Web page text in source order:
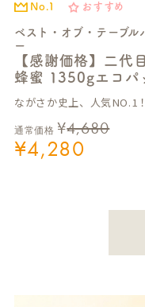
No.1 おすすめ
ベスト・オブ・テーブル
ー
【感謝価格】二代
蜂蜜 1350gエコパ
ながさか史上、人気NO.1！
通常価格 ¥4,680
¥4,280